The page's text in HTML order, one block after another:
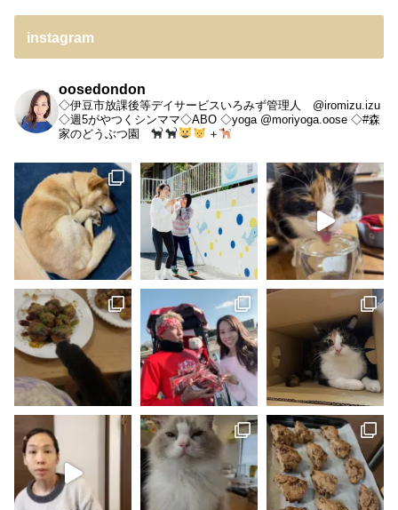
instagram
oosedondon
◇伊豆市放課後等デイサービスいろみず管理人 @iromizu.izu
◇週5がやつくシンママ◇ABO ◇yoga @moriyoga.oose ◇#森
家のどうぶつ園
＋